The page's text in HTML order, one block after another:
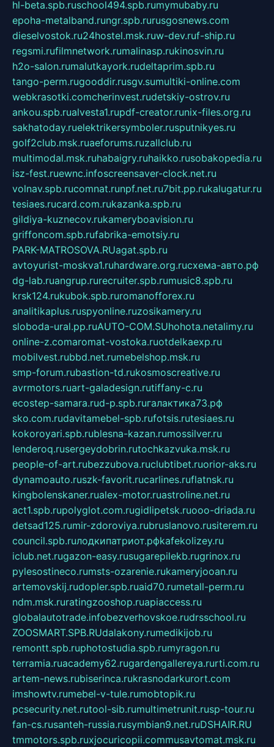
hl-beta.spb.ruschool494.spb.rumymubaby.ru
epoha-metalband.rungr.spb.rurusgosnews.com
dieselvostok.ru24hostel.msk.ruw-dev.ruf-ship.ru
regsmi.rufilmnetwork.rumalinasp.rukinosvin.ru
h2o-salon.rumalutkayork.rudeltaprim.spb.ru
tango-perm.rugooddir.rusgv.sumultiki-online.com
webkrasotki.comcherinvest.rudetskiy-ostrov.ru
ankou.spb.rualvesta1.rupdf-creator.runix-files.org.ru
sakhatoday.ruelektrikersymboler.rusputnikyes.ru
golf2club.msk.ruaeforums.ruzallclub.ru
multimodal.msk.ruhabaigry.ruhaikko.rusobakopedia.ru
isz-fest.ruewnc.infoscreensaver-clock.net.ru
volnav.spb.rucomnat.runpf.net.ru7bit.pp.rukalugatur.ru
tesiaes.rucard.com.rukazanka.spb.ru
gildiya-kuznecov.rukameryboavision.ru
griffoncom.spb.rufabrika-emotsiy.ru
PARK-MATROSOVA.RUagat.spb.ru
avtoyurist-moskva1.ruhardware.org.ruсхема-авто.рф
dg-lab.ruangrup.rurecruiter.spb.rumusic8.spb.ru
krsk124.rukubok.spb.ruromanofforex.ru
analitikaplus.ruspyonline.ruzosikamery.ru
sloboda-ural.pp.ruAUTO-COM.SUhohota.netalimy.ru
online-z.comaromat-vostoka.ruotdelkaexp.ru
mobilvest.rubbd.net.rumebelshop.msk.ru
smp-forum.rubastion-td.rukosmoscreative.ru
avrmotors.ruart-galadesign.rutiffany-c.ru
ecostep-samara.rud-p.spb.ruгалактика73.рф
sko.com.rudavitamebel-spb.rufotsis.rutesiaes.ru
kokoroyari.spb.rublesna-kazan.rumossilver.ru
lenderoq.rusergeydobrin.rutochkazvuka.msk.ru
people-of-art.rubezzubova.ruclubtibet.ruorior-aks.ru
dynamoauto.ruszk-favorit.rucarlines.ruflatnsk.ru
kingbolenskaner.rualex-motor.ruastroline.net.ru
act1.spb.rupolyglot.com.rugidlipetsk.ruooo-driada.ru
detsad125.rumir-zdoroviya.rubruslanovo.rusiterem.ru
council.spb.ruлодкипатриот.рфkafekolizey.ru
iclub.net.rugazon-easy.rusugarepilekb.rugrinox.ru
pylesostineco.rumsts-ozarenie.rukameryjooan.ru
artemovskij.rudopler.spb.ruaid70.rumetall-perm.ru
ndm.msk.ruratingzooshop.ruapiaccess.ru
globalautotrade.infobezverhovskoe.rudrsschool.ru
ZOOSMART.SPB.RUdalakony.rumedikijob.ru
remontt.spb.ruphotostudia.spb.rumyragon.ru
terramia.ruacademy62.rugardengallereya.rurti.com.ru
artem-news.rubiserinca.rukrasnodarkurort.com
imshowtv.rumebel-v-tule.rumobtopik.ru
pcsecurity.net.rutool-sib.rumultimetrunit.rusp-tour.ru
fan-cs.rusanteh-russia.rusymbian9.net.ruDSHAIR.RU
tmmotors.spb.ruxjocuricopii.commusavtomat.msk.ru